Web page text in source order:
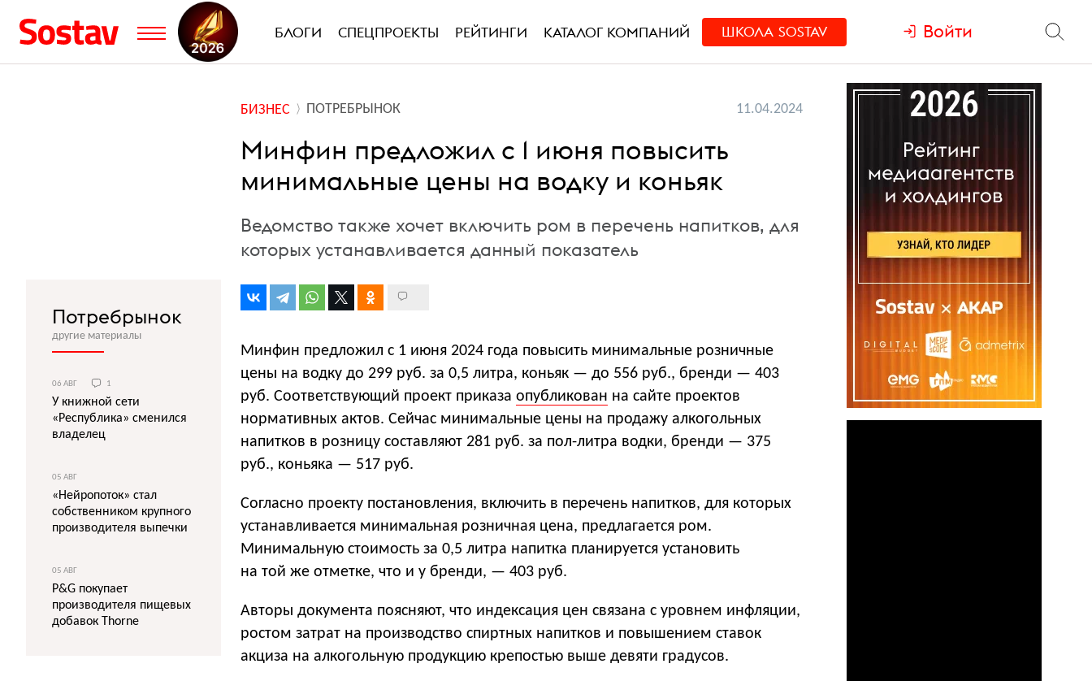
БЛОГИ СПЕЦПРОЕКТЫ РЕЙТИНГИ КАТАЛОГ КОМПАНИЙ ШКОЛА SOSTAV Войти
БИЗНЕС ПОТРЕБРЫНОК 11.04.2024
Минфин предложил с 1 июня повысить
минимальные цены на водку и коньяк
Ведомство также хочет включить ром в перечень напитков, для
которых устанавливается данный показатель
Минфин предложил с 1 июня 2024 года повысить минимальные розничные
цены на водку до 299 руб. за 0,5 литра, коньяк — до 556 руб., бренди — 403
руб. Соответствующий проект приказа опубликован на сайте проектов
нормативных актов. Сейчас минимальные цены на продажу алкогольных
напитков в розницу составляют 281 руб. за пол-литра водки, бренди — 375
руб., коньяка — 517 руб.
Согласно проекту постановления, включить в перечень напитков, для которых
устанавливается минимальная розничная цена, предлагается ром.
Минимальную стоимость за 0,5 литра напитка планируется установить
на той же отметке, что и у бренди, — 403 руб.
Авторы документа поясняют, что индексация цен связана с уровнем инфляции,
ростом затрат на производство спиртных напитков и повышением ставок
акциза на алкогольную продукцию крепостью выше девяти градусов.
Потребрынок
другие материалы
06 АВГ 1
У книжной сети
«Республика» сменился
владелец
05 АВГ
«Нейропоток» стал
собственником крупного
производителя выпечки
05 АВГ
P&G покупает
производителя пищевых
добавок Thorne